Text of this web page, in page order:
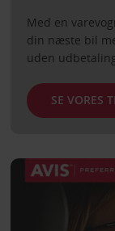
Med en
din næste bil
uden
SE VORES